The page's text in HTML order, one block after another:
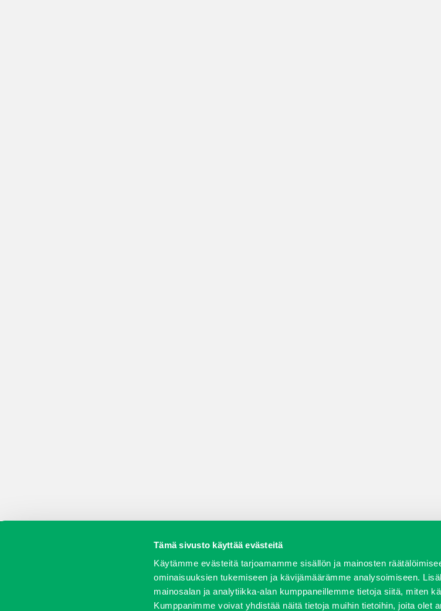
Tämä sivusto käyttää evästeitä
Käytämme evästeitä tarjoamamme sisällön ja mainosten
ominaisuuksien tukemiseen ja kävijämäärämme analysoimiseen.
mainosalan ja analytiikka-alan kumppaneillemme tietoja siitä, miten
Kumppanimme voivat yhdistää näitä tietoja muihin tietoihin, joita olet
Vaihtokoneet Kalusteet Huolto ja varaosat Verkkokauppa JT